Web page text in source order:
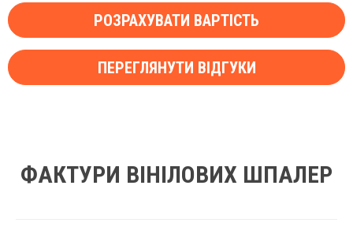
РОЗРАХУВАТИ ВАРТІСТЬ
ПЕРЕГЛЯНУТИ ВІДГУКИ
ФАКТУРИ ВІНІЛОВИХ ШПАЛЕР